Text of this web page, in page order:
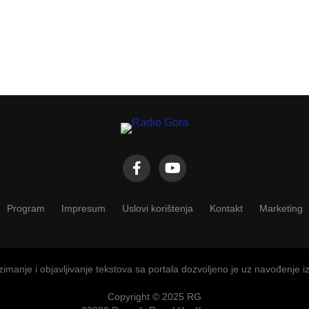
Program Impresum Uslovi korištenja Kontakt Marketing
i objavljivanje tekstova sa portala dozvoljeno je uz navođenje
Copyright © 2025 RG